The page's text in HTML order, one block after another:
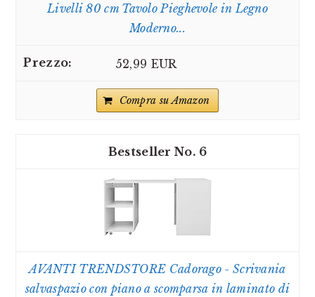
Livelli 80 cm Tavolo Pieghevole in Legno
Moderno...
52,99 EUR
Compra su Amazon
6
AVANTI TRENDSTORE Cadorago - Scrivania
salvaspazio con piano a scomparsa in laminato di